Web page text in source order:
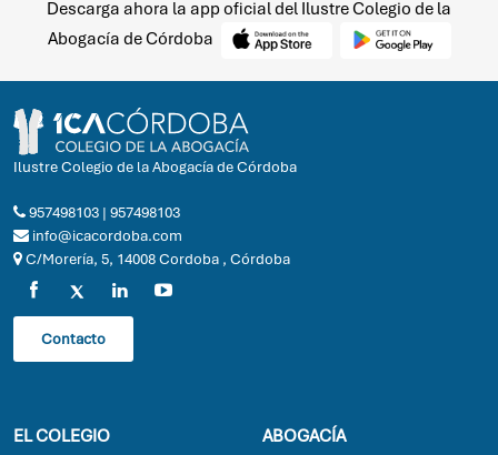
Descarga ahora la app oficial del Ilustre Colegio de la
Abogacía de Córdoba
Ilustre Colegio de la Abogacía de Córdoba
957498103 | 957498103
info@icacordoba.com
C/Morería, 5, 14008 Cordoba , Córdoba
Contacto
EL COLEGIO ABOGACÍA